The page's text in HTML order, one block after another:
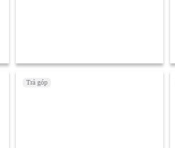
Trả góp